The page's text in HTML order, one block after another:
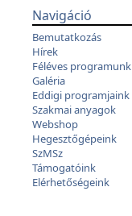
Navigáció
Bemutatkozás
Hírek
Féléves programunk
Galéria
Eddigi programjaink
Szakmai anyagok
Webshop
Hegesztőgépeink
SzMSz
Támogatóink
Elérhetőségeink